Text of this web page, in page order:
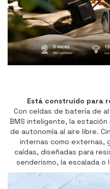
Está construido para
Con celdas de batería de
BMS inteligente, la estación
de autonomía al aire libre.
internas como externas,
caídas, diseñadas para
senderismo, la escalada o